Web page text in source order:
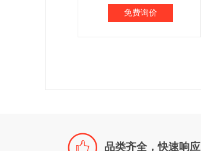
免费询价
品类齐全，快速响应